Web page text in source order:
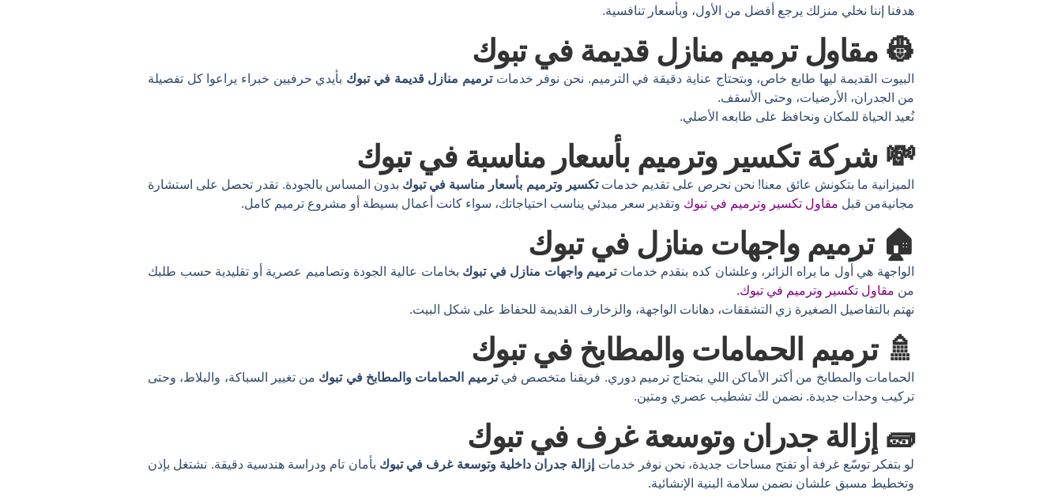
هدفنا إننا نخلي منزلك يرجع أفضل من الأول، وبأسعار تنافسية.
👷 مقاول ترميم منازل قديمة في تبوك
البيوت القديمة ليها طابع خاص، وبتحتاج عناية دقيقة في الترميم. نحن نوفر خدماتترميم منازل قديمة في تبوك بأيدي حرفيين خبراء يراعوا كل تفصيلة
من الجدران، الأرضيات، وحتى الأسقف.
نُعيد الحياة للمكان ونحافظ على طابعه الأصلي.
💸 شركة تكسير وترميم بأسعار مناسبة في تبوك
الميزانية ما بتكونش عائق معنا! نحن نحرص على تقديم خدماتتكسير وترميم بأسعار مناسبة في تبوك بدون المساس بالجودة. تقدر تحصل على استشارة
مجانيةمن قبل مقاول تكسير وترميم في تبوك وتقدير سعر مبدئي يناسب احتياجاتك، سواء كانت أعمال بسيطة أو مشروع ترميم كامل.
🏠 ترميم واجهات منازل في تبوك
الواجهة هي أول ما يراه الزائر، وعلشان كده بنقدم خدماتترميم واجهات منازل في تبوك بخامات عالية الجودة وتصاميم عصرية أو تقليدية حسب طلبك
من مقاول تكسير وترميم في تبوك.
نهتم بالتفاصيل الصغيرة زي التشققات، دهانات الواجهة، والزخارف القديمة للحفاظ على شكل البيت.
🚿 ترميم الحمامات والمطابخ في تبوك
الحمامات والمطابخ من أكتر الأماكن اللي بتحتاج ترميم دوري. فريقنا متخصص فيترميم الحمامات والمطابخ في تبوك من تغيير السباكة، والبلاط، وحتى
تركيب وحدات جديدة. نضمن لك تشطيب عصري ومتين.
🧱 إزالة جدران وتوسعة غرف في تبوك
لو بتفكر توسّع غرفة أو تفتح مساحات جديدة، نحن نوفر خدمات إزالة جدران داخلية وتوسعة غرف في تبوك بأمان تام ودراسة هندسية دقيقة. نشتغل بإذن
وتخطيط مسبق علشان نضمن سلامة البنية الإنشائية.